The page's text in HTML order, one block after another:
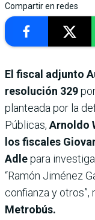
Compartir en redes
El fiscal adjunto
resolución 329
planteada por la
Públicas, Arnoldo
los fiscales
Adlepara
“Ramón Jiménez
confianza y
Metrobús.